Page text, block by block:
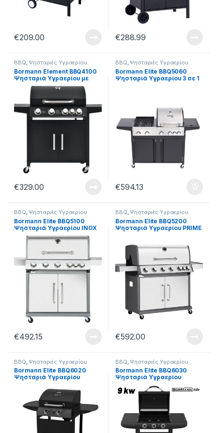
€209.00 €288.99
BBQ, Ψησταριές Υγραερίου
Bormann Element BBQ4100
Ψησταριά Υγραερίου με
πλευρικό καυστήρα 4+1
εστιών 17.1kW 129x57x110
cm 019114
€329.00
BBQ, Ψησταριές Υγραερίου
Bormann Elite BBQ5060
Ψησταριά Υγραερίου 3 σε 1
€594.13
BBQ, Ψησταριές Υγραερίου
Bormann Elite BBQ5100
Ψησταριά Υγραερίου INOX
με πλευρικό καυστήρα 5+1
εστίες 20.7kW
€492.15
BBQ, Ψησταριές Υγραερίου
Bormann Elite BBQ5200
Ψησταριά Υγραερίου PRIME
€592.00
BBQ Ψησταριές Υγραερίου
Bormann Elite BBQ6020
Ψησταριά Υγραερίου
Μαντεμένια Σχάρα
(084150)
BBQ Ψησταριές Υγραερίου
Bormann Elite BBQ6030
Ψησταριά Υγραερίου
FORGE 3 Εστιών με
Μαντεμένια Σχάρα
(084167)